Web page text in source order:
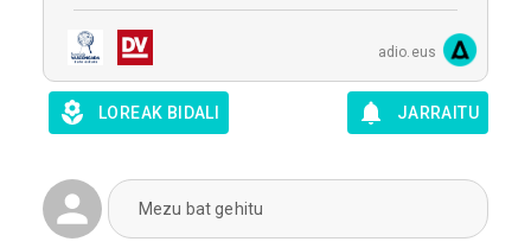
adio.eus
LOREAK BIDALI JARRAITU
Mezu bat gehitu